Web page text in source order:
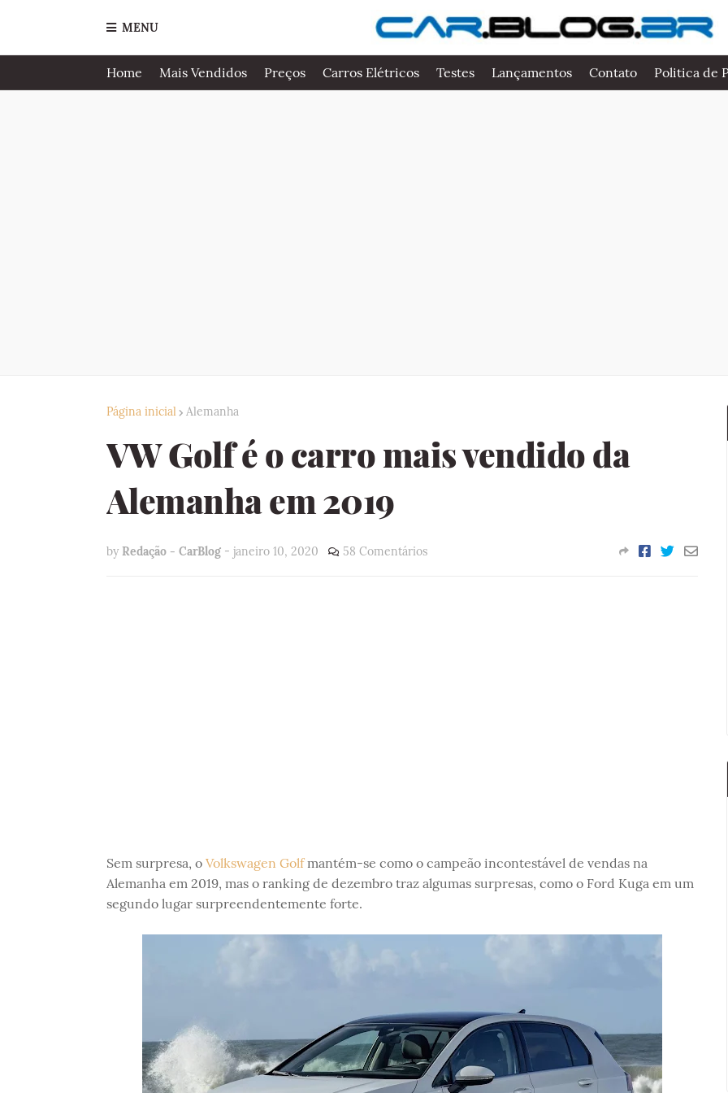
MENU
Home Mais Vendidos Preços Carros Elétricos Testes Lançamentos Contato Politica de
Página inicial Alemanha
VW Golf é o carro mais vendido da
Alemanha em 2019
by Redação - CarBlog - janeiro 10, 2020 58 Comentários
Sem surpresa, o Volkswagen Golfmantém-se como o campeão incontestável de vendas na
Alemanha em 2019, mas o ranking de dezembro traz algumas surpresas, como o Ford Kuga em um
segundo lugar surpreendentemente forte.